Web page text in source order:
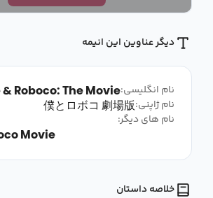
دیگر عناوین این انیمه
نام انگلیسی:& Roboco: The Movie
نام ژاپنی:僕とロボコ 劇場版
نام های دیگر:
Movie
خلاصه داستان